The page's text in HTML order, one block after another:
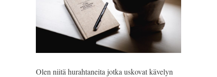
Olen niitä hurahtaneita jotka uskovat kävelyn